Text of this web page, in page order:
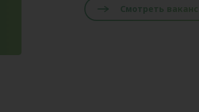
Смотреть